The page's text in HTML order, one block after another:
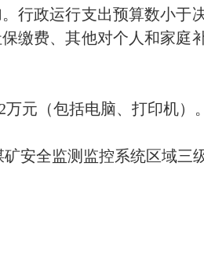
行政运行支出预算数小于
缴费、其他对个人和家庭
元（包括电脑、打印机）。
安全监测监控系统区域三